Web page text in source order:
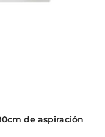
de aspiración